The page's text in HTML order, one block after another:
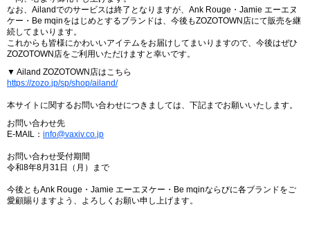
なお、Ailandでのサービスは終了となりますが、Ank Rouge・Jamie エーエヌ
ケー・Be mqinをはじめとするブランドは、今後もZOZOTOWN店にて販売を継
続してまいります。
これからも皆様にかわいいアイテムをお届けしてまいりますので、今後はぜひ
ZOZOTOWN店をご利用いただけますと幸いです。
▼ Ailand ZOZOTOWN店はこちら
https://zozo.jp/sp/shop/ailand/
本サイトに関するお問い合わせにつきましては、下記までお願いいたします。
お問い合わせ先
E-MAIL： info@vaxiv.co.jp
お問い合わせ受付期間
令和8年8月31日（月）まで
今後ともAnk Rouge・Jamie エーエヌケー・Be mqinならびに各ブランドをご
愛顧賜りますよう、よろしくお願い申し上げます。